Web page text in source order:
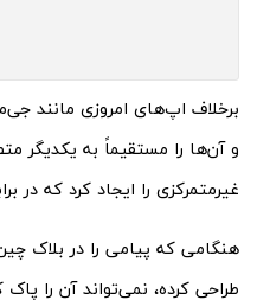
برخلاف اپ‌های امروزی مانند
و آن‌ها را مستقیماً به یکدیگر
غیرمتمرکزی را ایجاد کرد که در
هنگامی که پیامی را در بلاک‌